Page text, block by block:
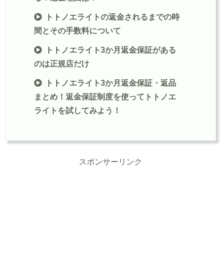
トトノエライトの返金されるまでの時
間とその手数料について
トトノエライト3か月返金保証がある
のは正規店だけ
トトノエライト3か月返金保証・返品
まとめ！返金保証制度を使ってトトノエ
ライトを試してみよう！
スポンサーリンク